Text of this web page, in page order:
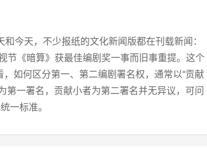
今天，不少报纸的文化新闻版都在刊载新闻：
节《暗算》获最佳编剧奖一事而旧事重提。这个
如何区分第一、第二编剧署名权，通常以“贡献
第一署名，贡献小者为第二署名并无异议，可问
一标准。